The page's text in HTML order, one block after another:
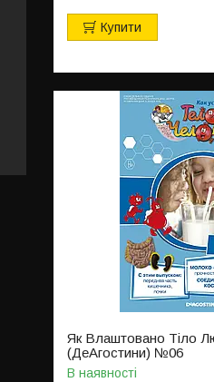
Купити
Як Влаштовано Тіло
(ДеАгостини) №06
В наявності